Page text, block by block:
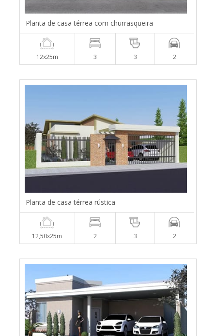
Planta de casa térrea com churrasqueira
12x25m 3 3 2
Planta de casa térrea rústica
12,50x25m 2 3 2